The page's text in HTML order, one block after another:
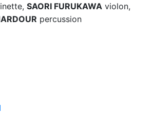
SAORI FURUKAWA violon,
percussion